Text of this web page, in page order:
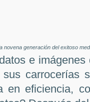
novena generación del exitoso
e
carrocerías
en eficiencia,